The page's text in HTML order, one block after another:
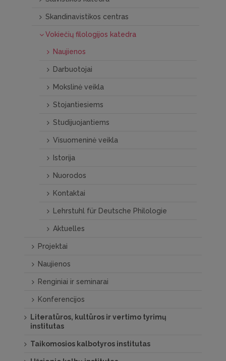
Skandinavistikos centras
Vokiečių filologijos katedra
Naujienos
Darbuotojai
Mokslinė veikla
Stojantiesiems
Studijuojantiems
Visuomeninė veikla
Istorija
Nuorodos
Kontaktai
Lehrstuhl für Deutsche Philologie
Aktuelles
Projektai
Naujienos
Renginiai ir seminarai
Konferencijos
Literatūros, kultūros ir vertimo tyrimų
institutas
Taikomosios kalbotyros institutas